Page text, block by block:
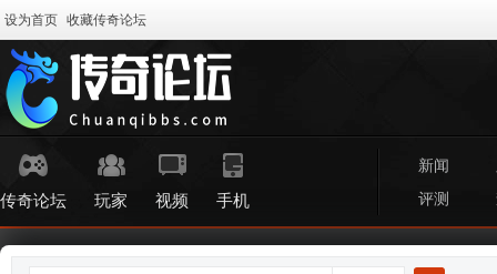
设为首页 收藏传奇论坛
传奇论坛 玩家 视频 手机
新闻
评测